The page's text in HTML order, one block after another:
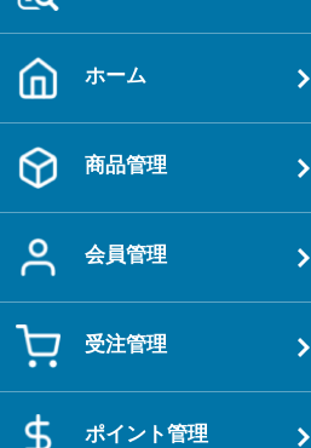
ホーム
商品管理
会員管理
受注管理
ポイント管理